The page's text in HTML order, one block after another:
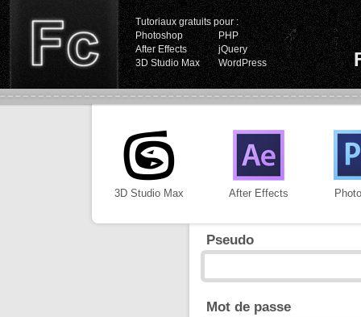
Tutoriaux gratuits pour :
Photoshop
PHP
After Effects
jQuery
3D Studio Max
WordPress
3D Studio Max After Effects
Pseudo
Mot de passe